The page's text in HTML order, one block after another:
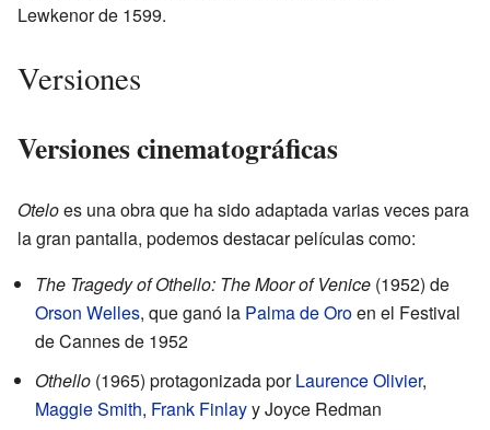
Lewkenor de 1599.
Versiones
Versiones cinematográficas
Oteloes una obra que ha sido adaptada varias veces para
la gran pantalla, podemos destacar películas como:
The Tragedy of Othello: The Moor of Venice (1952) de
Orson Welles, que ganó la Palma de Oroen el Festival
de Cannes de 1952
Othello (1965) protagonizada porLaurence Olivier,
Maggie Smith, Frank Finlayy Joyce Redman